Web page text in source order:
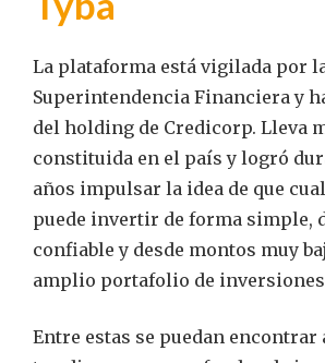
La plataforma está vigilada por
Superintendencia Financiera y
del holding de Credicorp. Lleva
constituida en el país y logró
años impulsar la idea de que
puede invertir de forma simple,
confiable y desde montos muy
amplio portafolio de
Entre estas se puedan